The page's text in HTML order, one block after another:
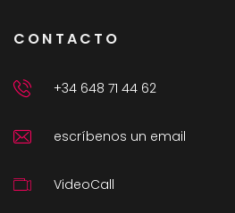
CONTACTO
+34 648 71 44 62
escríbenos un email
VideoCall